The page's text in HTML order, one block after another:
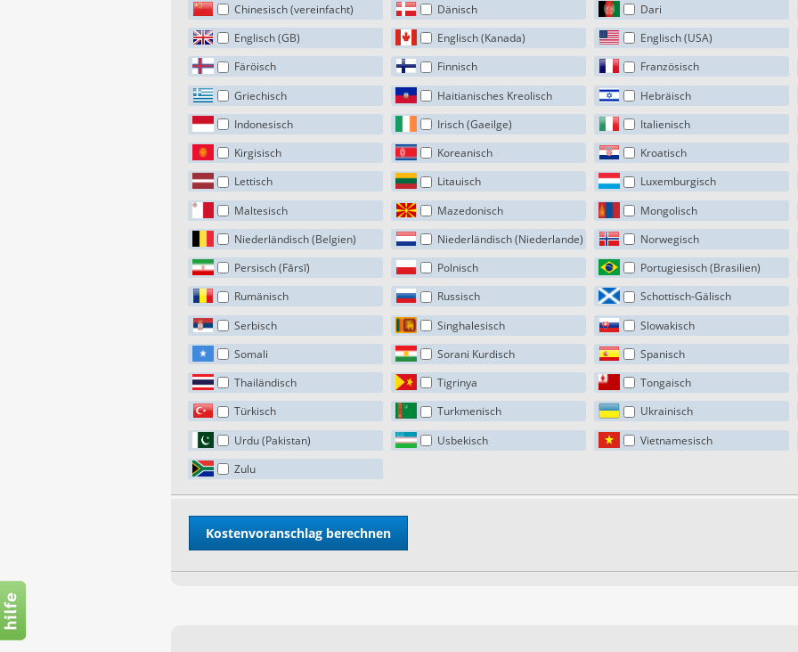
Chinesisch (vereinfacht)
Dänisch
Dari
Englisch (GB)
Englisch (Kanada)
Englisch (USA)
Färöisch
Finnisch
Französisch
Griechisch
Haitianisches Kreolisch
Hebräisch
Indonesisch
Irisch (Gaeilge)
Italienisch
Kirgisisch
Koreanisch
Kroatisch
Lettisch
Litauisch
Luxemburgisch
Maltesisch
Mazedonisch
Mongolisch
Niederländisch (Belgien)
Niederländisch (Niederlande)
Norwegisch
Persisch (Fārsī)
Polnisch
Portugiesisch (Brasilien)
Rumänisch
Russisch
Schottisch-Gälisch
Serbisch
Singhalesisch
Slowakisch
Somali
Sorani Kurdisch
Spanisch
Thailändisch
Tigrinya
Tongaisch
Türkisch
Turkmenisch
Ukrainisch
Urdu (Pakistan)
Usbekisch
Vietnamesisch
Zulu